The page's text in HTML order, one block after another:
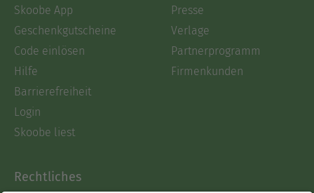
Skoobe App
Geschenkgutscheine
Code einlösen
Hilfe
Barrierefreiheit
Login
Skoobe liest
Presse
Verlage
Partnerprogramm
Firmenkunden
Rechtliches